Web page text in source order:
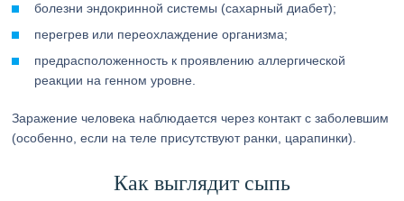
болезни эндокринной системы (сахарный диабет);
перегрев или переохлаждение организма;
предрасположенность к проявлению аллергической
реакции на генном уровне.
Заражение человека наблюдается через контакт с заболевшим
(особенно, если на теле присутствуют ранки, царапинки).
Как выглядит сыпь